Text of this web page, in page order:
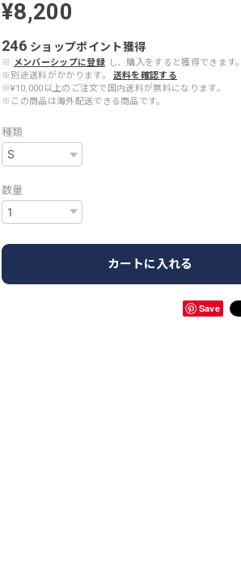
¥8,200
246 ショップポイント獲得
※ メンバーシップに登録
し、購入をすると獲得できます。
※別途送料がかかります。
送料を確認する
※¥10,000以上のご注文で国内送料が無料になります。
※この商品は海外配送できる商品です。
種類
数量
カートに入れる
Save